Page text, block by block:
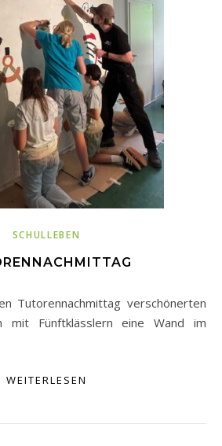
SCHULLEBEN
mit Fünftklässlern eine Wand im
WEITERLESEN